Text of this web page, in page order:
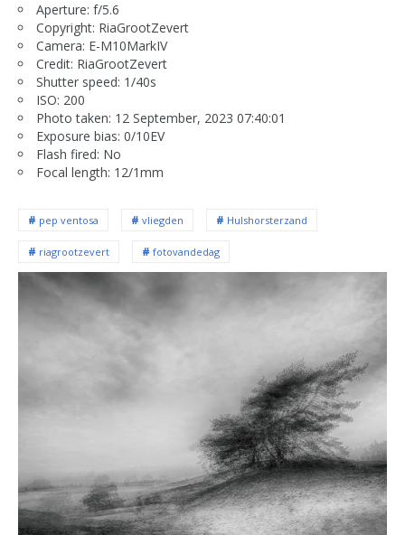
Aperture: f/5.6
Copyright: RiaGrootZevert
Camera: E-M10MarkIV
Credit: RiaGrootZevert
Shutter speed: 1/40s
ISO: 200
Photo taken: 12 September, 2023 07:40:01
Exposure bias: 0/10EV
Flash fired: No
Focal length: 12/1mm
pep ventosa vliegden Hulshorsterzand
riagrootzevert fotovandedag